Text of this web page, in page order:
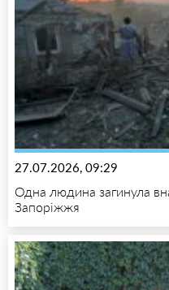
27.07.2026, 09:29
Одна людина загинула
Запоріжжя